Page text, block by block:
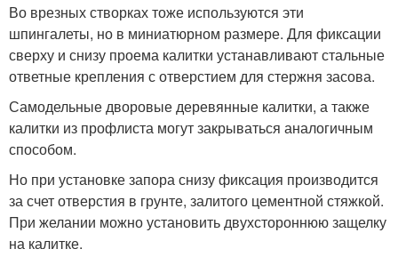
Во врезных створках тоже используются эти
шпингалеты, но в миниатюрном размере. Для фиксации
сверху и снизу проема калитки устанавливают стальные
ответные крепления с отверстием для стержня засова.
Самодельные дворовые деревянные калитки, а также
калитки из профлиста могут закрываться аналогичным
способом.
Но при установке запора снизу фиксация производится
за счет отверстия в грунте, залитого цементной стяжкой.
При желании можно установить двухстороннюю защелку
на калитке.